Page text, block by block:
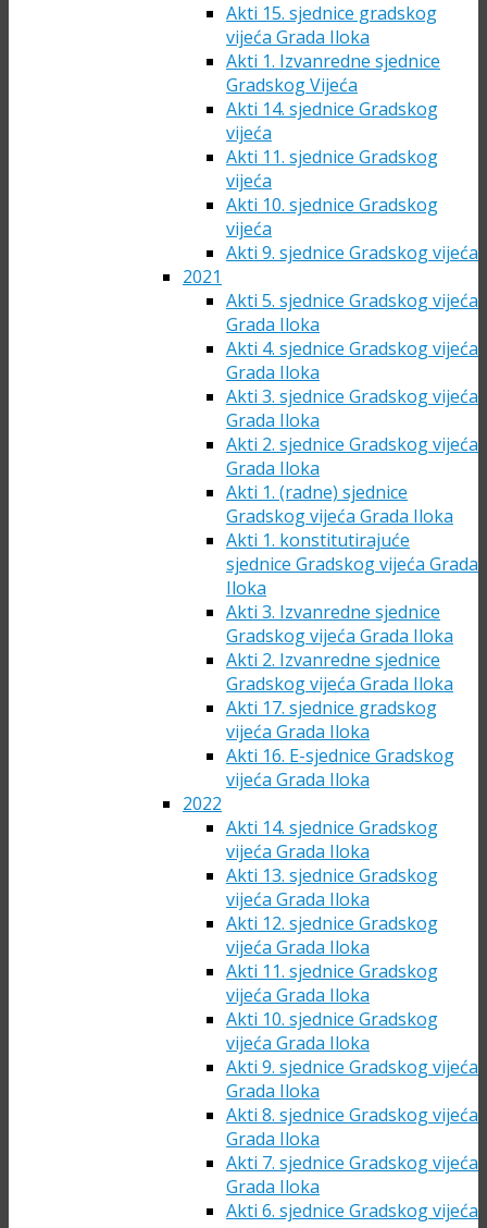
Akti 15. sjednice gradskog
vijeća Grada Iloka
Akti 1. Izvanredne sjednice
Gradskog Vijeća
Akti 14. sjednice Gradskog
vijeća
Akti 11. sjednice Gradskog
vijeća
Akti 10. sjednice Gradskog
vijeća
Akti 9. sjednice Gradskog vijeća
2021
Akti 5. sjednice Gradskog vijeća
Grada Iloka
Akti 4. sjednice Gradskog vijeća
Grada Iloka
Akti 3. sjednice Gradskog vijeća
Grada Iloka
Akti 2. sjednice Gradskog vijeća
Grada Iloka
Akti 1. (radne) sjednice
Gradskog vijeća Grada Iloka
Akti 1. konstitutirajuće
sjednice Gradskog vijeća Grada
Iloka
Akti 3. Izvanredne sjednice
Gradskog vijeća Grada Iloka
Akti 2. Izvanredne sjednice
Gradskog vijeća Grada Iloka
Akti 17. sjednice gradskog
vijeća Grada Iloka
Akti 16. E-sjednice Gradskog
vijeća Grada Iloka
2022
Akti 14. sjednice Gradskog
vijeća Grada Iloka
Akti 13. sjednice Gradskog
vijeća Grada Iloka
Akti 12. sjednice Gradskog
vijeća Grada Iloka
Akti 11. sjednice Gradskog
vijeća Grada Iloka
Akti 10. sjednice Gradskog
vijeća Grada Iloka
Akti 9. sjednice Gradskog vijeća
Grada Iloka
Akti 8. sjednice Gradskog vijeća
Grada Iloka
Akti 7. sjednice Gradskog vijeća
Grada Iloka
Akti 6. sjednice Gradskog vijeća